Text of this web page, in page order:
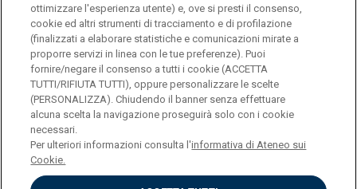
Università Cattolica del Sacro Cuore
Largo A. Gemelli, 1 - 20123 Milano
ottimizzare l'esperienza utente) e, ove si presti il consenso,
cookie ed altri strumenti di tracciamento e di profilazione
(finalizzati a elaborare statistiche e comunicazioni mirate a
proporre servizi in linea con le tue preferenze). Puoi
fornire/negare il consenso a tutti i cookie (ACCETTA
TUTTI/RIFIUTA TUTTI), oppure personalizzare le scelte
(PERSONALIZZA). Chiudendo il banner senza effettuare
alcuna scelta la navigazione proseguirà solo con i cookie
necessari.
Per ulteriori informazioni consulta l'informativa di Ateneo sui
Cookie.